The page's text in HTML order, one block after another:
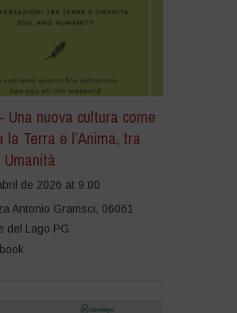
Una nuova cultura come
la Terra e l’Anima, tra
Umanità
de 2026 at 9:00
Antonio Gramsci, 06061
del Lago PG